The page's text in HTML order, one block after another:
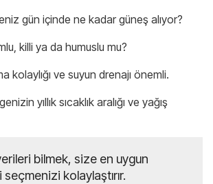
gün içinde ne kadar güneş alıyor?
killi ya da humuslu mu?
kolaylığı ve suyun drenajı önemli.
yıllık sıcaklık aralığı ve yağış
bilmek, size en uygun
kolaylaştırır.